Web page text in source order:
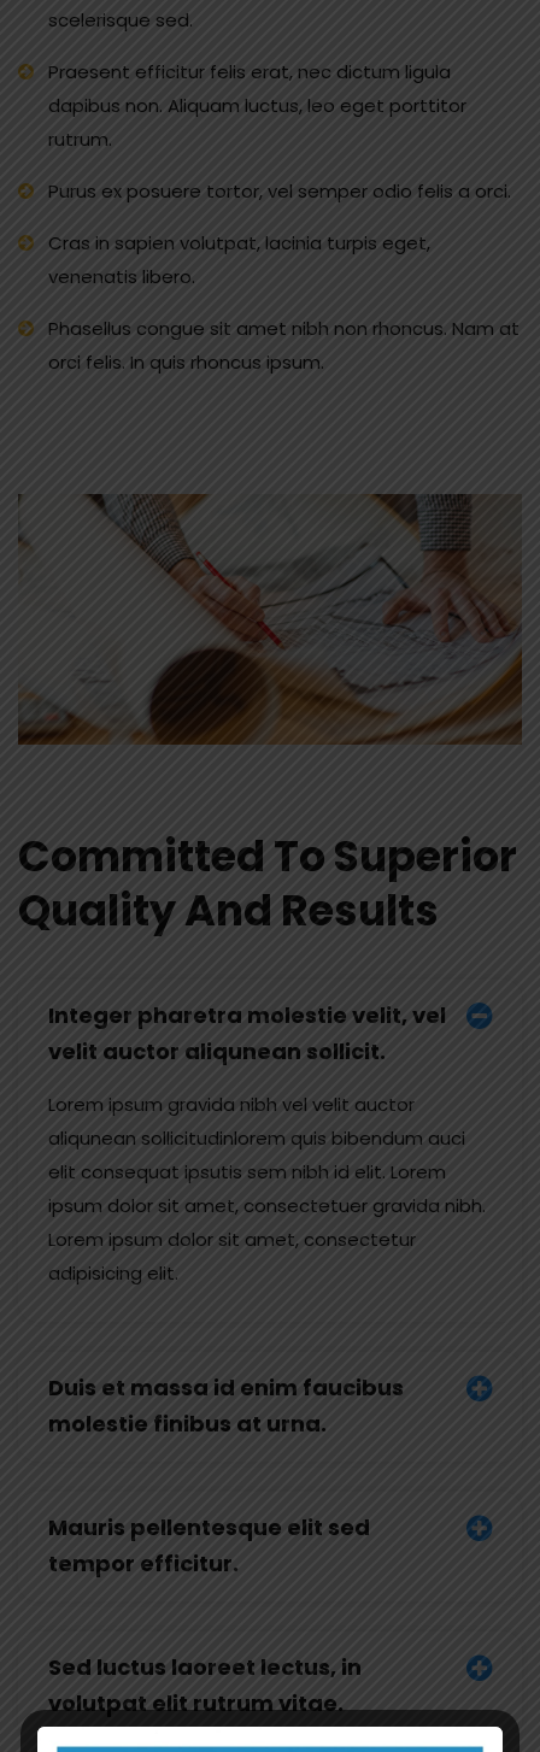
scelerisque sed.
Praesent efficitur felis erat, nec dictum ligula
dapibus non. Aliquam luctus, leo eget porttitor
rutrum.
Purus ex posuere tortor, vel semper odio felis a orci.
Cras in sapien volutpat, lacinia turpis eget,
venenatis libero.
Phasellus congue sit amet nibh non rhoncus. Nam at
orci felis. In quis rhoncus ipsum.
Committed To Superior
Quality And Results
Integer pharetra molestie velit, vel
velit auctor aliqunean sollicit.
Lorem ipsum gravida nibh vel velit auctor
aliqunean sollicitudinlorem quis bibendum auci
elit consequat ipsutis sem nibh id elit. Lorem
ipsum dolor sit amet, consectetuer gravida nibh.
Lorem ipsum dolor sit amet, consectetur
adipisicing elit.
Duis et massa id enim faucibus
molestie finibus at urna.
Mauris pellentesque elit sed
tempor efficitur.
Sed luctus laoreet lectus, in
volutpat elit rutrum vitae.